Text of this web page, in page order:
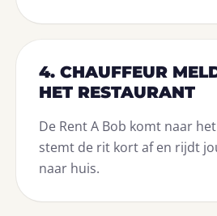
4. CHAUFFEUR
HET RESTAURANT
De Rent A Bob komt naar
stemt de rit kort af en rijdt
naar huis.